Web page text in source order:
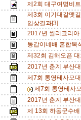
제2회 대구여명비
제3회 이기대갈맷
입상결과[3]
2017년 씰리코리
동갑이네배 혼합복
제32회 김해오픈
2017년 춘계 부산
제7회 통영테사모
제7회 통영테사
2017년 춘계 부산
제 13회 하동군수